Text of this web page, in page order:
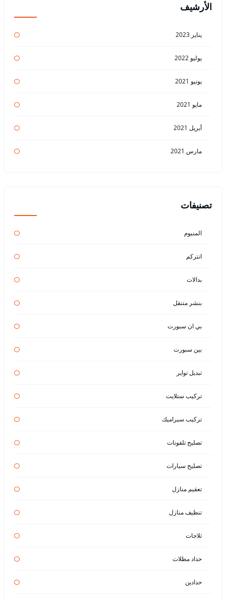
الأرشيف
يناير 2023
يوليو 2022
يونيو 2021
مايو 2021
أبريل 2021
مارس 2021
تصنيفات
المنيوم
انتركم
بدالات
بنشر متنقل
بي ان سبورت
بين سبورت
تبديل تواير
تركيب ستلايت
تركيب سيراميك
تصليح تلفونات
تصليح سيارات
تعقيم منازل
تنظيف منازل
ثلاجات
حداد مظلات
حدادين